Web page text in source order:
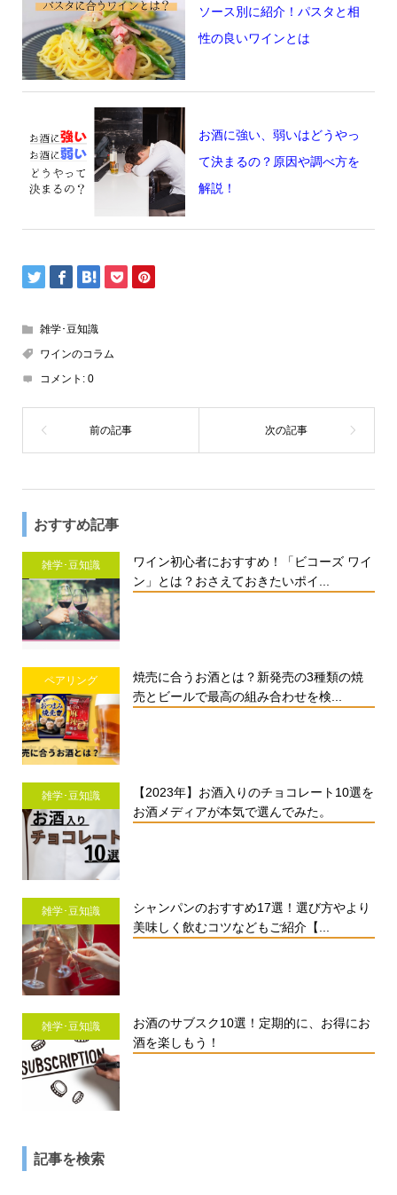
ソース別に紹介！パスタと相
性の良いワインとは
お酒に強い、弱いはどうやっ
て決まるの？原因や調べ方を
解説！
雑学･豆知識
ワインのコラム
コメント: 0
おすすめ記事
雑学･豆知識
ワイン初心者におすすめ！「ビコーズ ワイ
ン」とは？おさえておきたいポイ...
ペアリング
焼売に合うお酒とは？新発売の3種類の焼
売とビールで最高の組み合わせを検...
雑学･豆知識
【2023年】お酒入りのチョコレート10選を
お酒メディアが本気で選んでみた。
雑学･豆知識
シャンパンのおすすめ17選！選び方やより
美味しく飲むコツなどもご紹介【...
雑学･豆知識
お酒のサブスク10選！定期的に、お得にお
酒を楽しもう！
記事を検索